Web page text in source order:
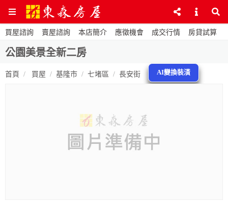
買屋諮詢 賣屋諮詢 本店簡介 應徵機會 成交行情 房貸試算
公園美景全新二房
首頁 買屋 基隆市 七堵區 長安街 AI變換裝潢